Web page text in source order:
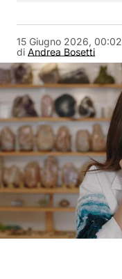
di Andrea Bosetti
15 Giugno 2026, 00:02